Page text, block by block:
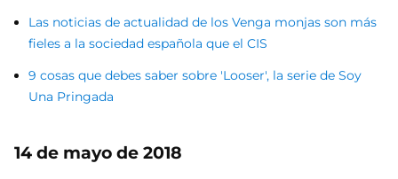
Las noticias de actualidad de los Venga monjas son más
fieles a la sociedad española que el CIS
9 cosas que debes saber sobre 'Looser', la serie de Soy
Una Pringada
14 de mayo de 2018